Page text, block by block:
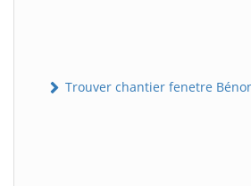
Trouver chantier fenetre